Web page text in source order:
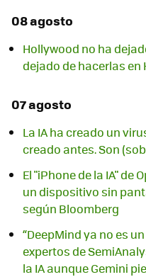
08 agosto
Hollywood no ha
dejado de hacerlas en
07 agosto
La IA ha creado un
creado antes. Son
El "iPhone de la IA" de
un dispositivo sin
según Bloomberg
“DeepMind ya no es
expertos de
la IA aunque Gemini